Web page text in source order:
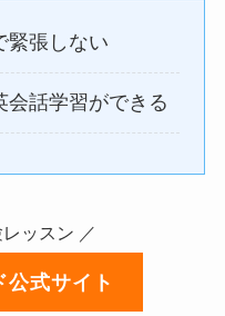
緊張しない
会話学習ができる
ッスン ／
公式サイト